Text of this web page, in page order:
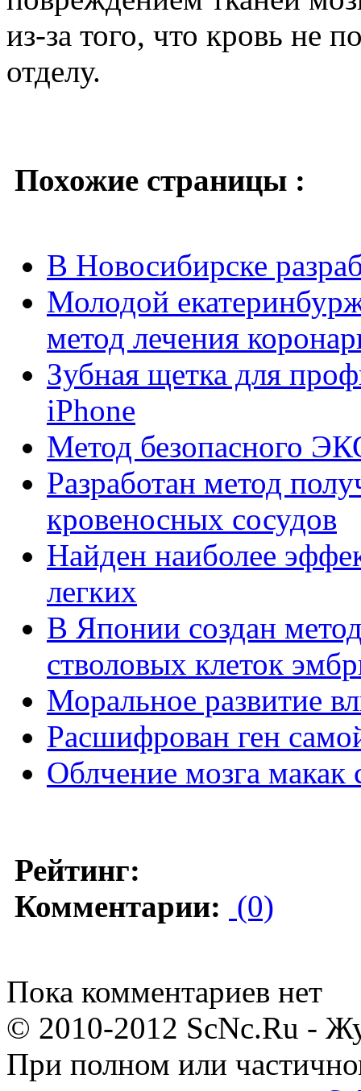
из-за того, что кровь не
отделу.
Похожие страницы :
В Новосибирске
Молодой
метод лечения
Зубная щетка для
iPhone
Метод безопасного
Разработан метод
кровеносных сосудов
Найден наиболее
легких
В Японии создан
стволовых клеток
Моральное развитие
Расшифрован ген
Облчение мозга макак
Рейтинг:
Комментарии: (0)
Пока комментариев нет
© 2010-2012 ScNc.Ru -
При полном или